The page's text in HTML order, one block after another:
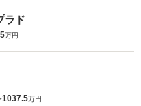
ラド
万円
1037.5万円